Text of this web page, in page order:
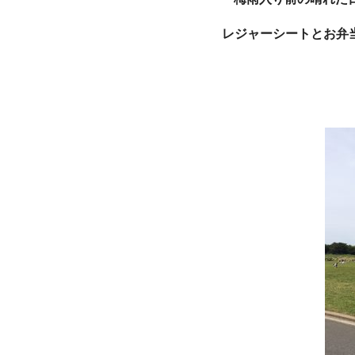
レジャーシートとお弁